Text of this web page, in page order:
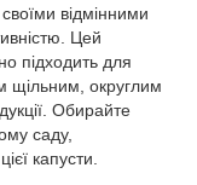
відмінними
Цей
підходить для
щільним, округлим
Обирайте
саду,
капусти.